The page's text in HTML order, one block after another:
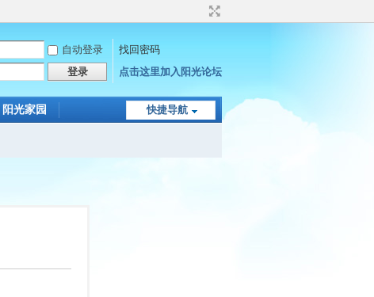
自动登录
找回密码
登录 点击这里加入阳光论坛
快捷导航
阳光家园